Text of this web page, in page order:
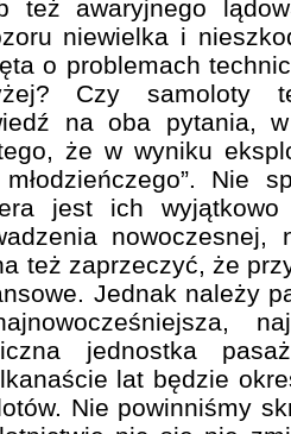
też awaryjnego
niewielka i
o problemach
Czy
na oba pytania,
że w wyniku
Nie
jest ich
nowoczesnej,
też zaprzeczyć, że
Jednak należy
jednostka
lat będzie
Nie powinniśmy